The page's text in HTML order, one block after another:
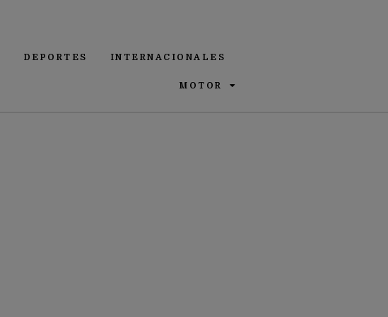
DEPORTES INTERNACIONALES
MOTOR